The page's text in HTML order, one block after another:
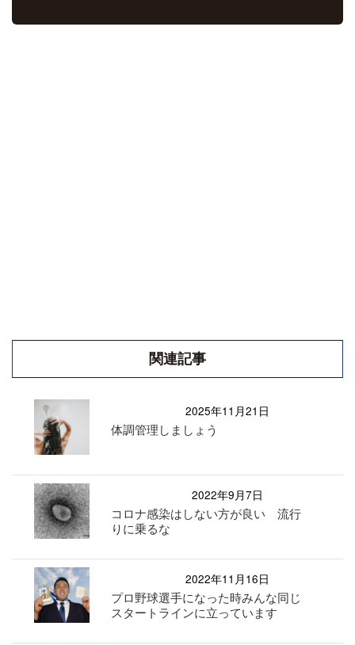
関連記事
2025年11月21日
体調管理しましょう
2022年9月7日
コロナ感染はしない方が良い 流行
りに乗るな
2022年11月16日
プロ野球選手になった時みんな同じ
スタートラインに立っています